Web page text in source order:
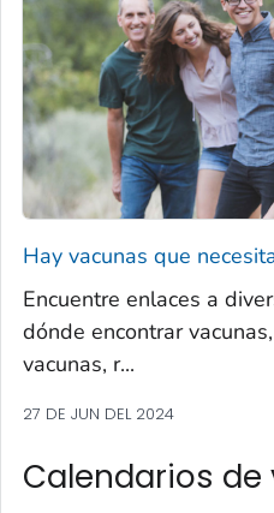
Hay vacunas que
Encuentre enlaces a
dónde encontrar
vacunas, r...
27 DE JUN DEL 2024
Calendarios